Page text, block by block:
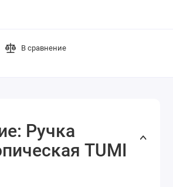
В сравнение
Ручка
TUMI